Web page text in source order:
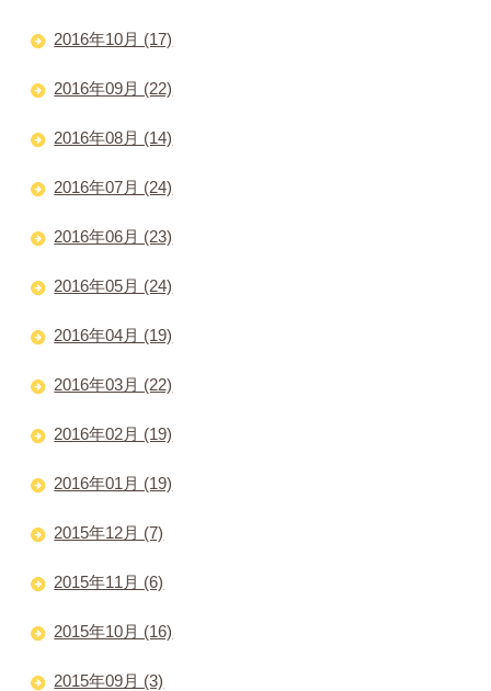
2016年10月 (17)
2016年09月 (22)
2016年08月 (14)
2016年07月 (24)
2016年06月 (23)
2016年05月 (24)
2016年04月 (19)
2016年03月 (22)
2016年02月 (19)
2016年01月 (19)
2015年12月 (7)
2015年11月 (6)
2015年10月 (16)
2015年09月 (3)